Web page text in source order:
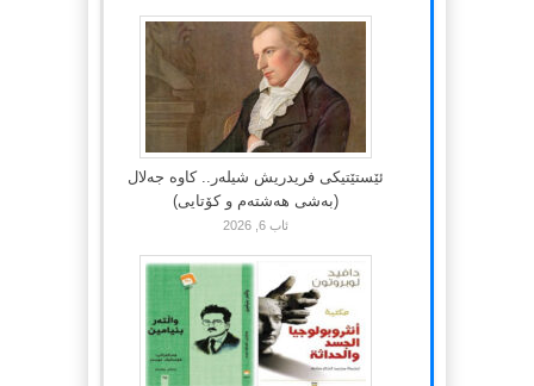
ئێستێتیکی فریدریش شیلەر.. کاوە جەلال
(بەشی هەشتەم و کۆتایی)
ئاب 6, 2026